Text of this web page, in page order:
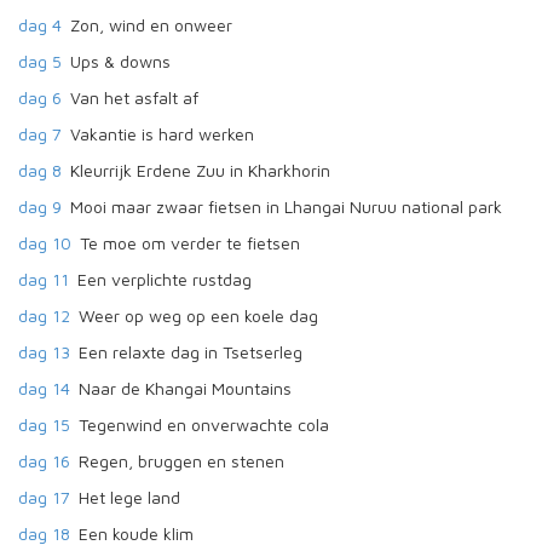
dag 4 Zon, wind en onweer
dag 5 Ups & downs
dag 6 Van het asfalt af
dag 7 Vakantie is hard werken
dag 8 Kleurrijk Erdene Zuu in Kharkhorin
dag 9 Mooi maar zwaar fietsen in Lhangai Nuruu national park
dag 10 Te moe om verder te fietsen
dag 11 Een verplichte rustdag
dag 12 Weer op weg op een koele dag
dag 13 Een relaxte dag in Tsetserleg
dag 14 Naar de Khangai Mountains
dag 15 Tegenwind en onverwachte cola
dag 16 Regen, bruggen en stenen
dag 17 Het lege land
dag 18 Een koude klim